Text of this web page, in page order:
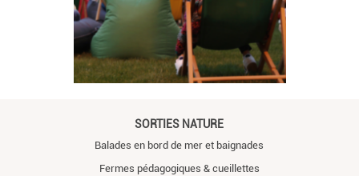
SORTIES NATURE
Balades en bord de mer et baignades
Fermes pédagogiques & cueillettes